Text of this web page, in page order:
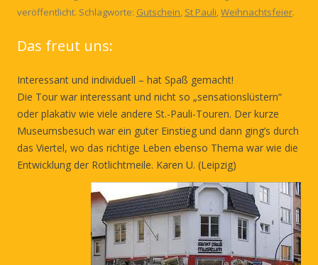
veröffentlicht. Schlagworte: Gutschein, St Pauli,Weihnachtsfeier.
Das freut uns:
Interessant und individuell – hat Spaß gemacht!
Die Tour war interessant und nicht so „sensationslüstern“
oder plakativ wie viele andere St.-Pauli-Touren. Der kurze
Museumsbesuch war ein guter Einstieg und dann ging’s durch
das Viertel, wo das richtige Leben ebenso Thema war wie die
Entwicklung der Rotlichtmeile. Karen U. (Leipzig)